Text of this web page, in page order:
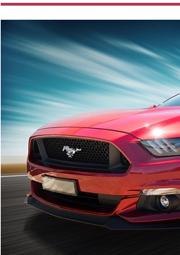
3
検
に
通
LED
ヘ
ッ
ド
ラ